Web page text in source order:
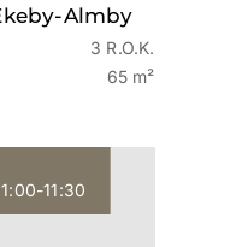
Almby
3 R.O.K.
65 m²
11:30